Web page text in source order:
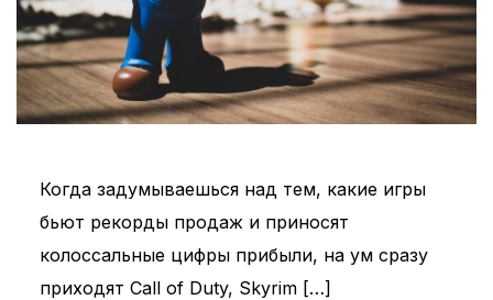
Когда задумываешься над тем, какие игры
бьют рекорды продаж и приносят
колоссальные цифры прибыли, на ум сразу
приходят Call of Duty, Skyrim […]